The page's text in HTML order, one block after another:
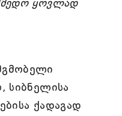
ყოვლად
სიბნელისა
ქადაგად